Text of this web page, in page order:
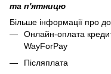
та п'ятницю
Більше інформації про
Онлайн-оплата
WayForPay
Післяплата